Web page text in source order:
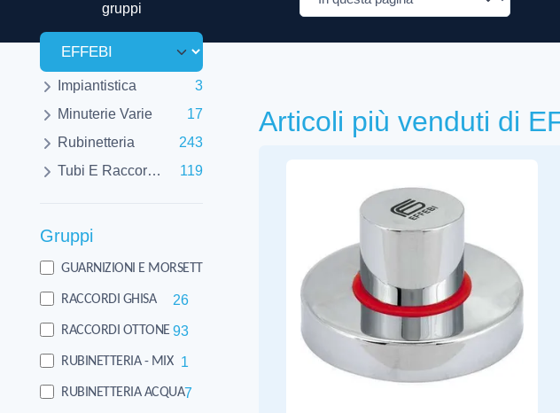
gruppi
Impiantistica
3
Minuterie Varie
17
Rubinetteria
243
Tubi E Raccorderie
119
Gruppi
GUARNIZIONI E MORSETTI SCARICO
RACCORDI GHISA 26
RACCORDI OTTONE 93
RUBINETTERIA - MIX 1
RUBINETTERIA ACQUA7
Articoli più venduti di